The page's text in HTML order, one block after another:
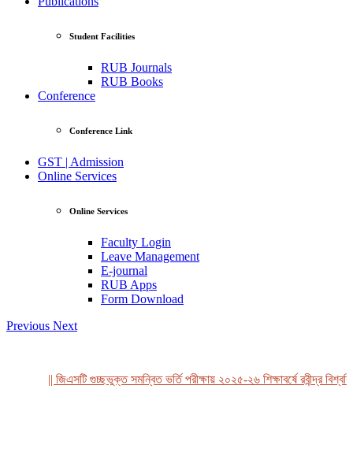
Student Facilities
RUB Journals
RUB Books
Conference
Conference Link
GST | Admission
Online Services
Online Services
Faculty Login
Leave Management
E-journal
RUB Apps
Form Download
Previous Next
|| জিএসটি গুচ্ছভুক্ত সমন্বিত ভর্তি পরীক্ষায় ২০২৫-২৬ শিক্ষাবর্ষে রবীন্দ্র